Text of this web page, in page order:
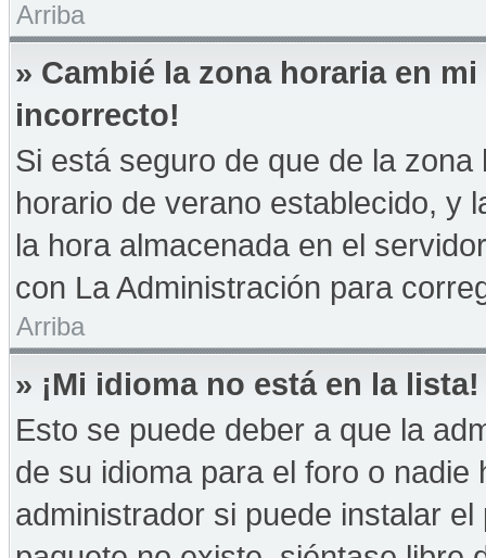
Arriba
» Cambié la zona horaria en
incorrecto!
Si está seguro de que de la
horario de verano establecido, y
la hora almacenada en el
con La Administración para
Arriba
» ¡Mi idioma no está en la lista!
Esto se puede deber a que la
de su idioma para el foro o
administrador si puede instalar